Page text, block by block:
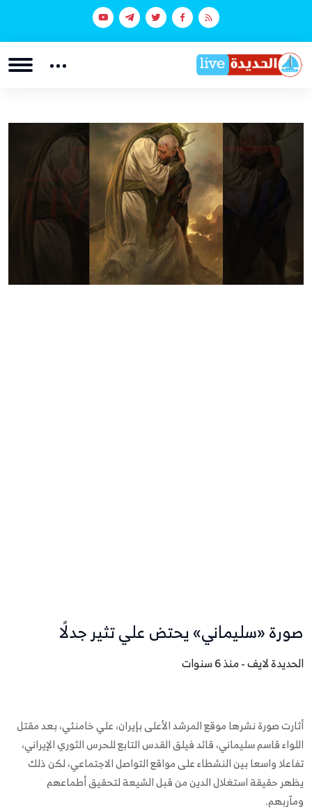
صورة «سليماني» يحتض علي تثير جدلًا
الحديدة لايف - منذ 6 سنوات
أثارت صورة نشرها موقع المرشد الأعلى بإيران، علي خامنئي، بعد مقتل
اللواء قاسم سليماني، قائد فيلق القدس التابع للحرس الثوري الإيراني،
تفاعلا واسعا بين النشطاء على مواقع التواصل الاجتماعي، لكن ذلك
يظهر حقيقة استغلال الدين من قبل الشيعة لتحقيق أطماعهم
ومآربهم.